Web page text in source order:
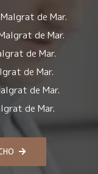
de Mar.
de Mar.
de Mar.
de Mar.
de Mar.
de Mar.